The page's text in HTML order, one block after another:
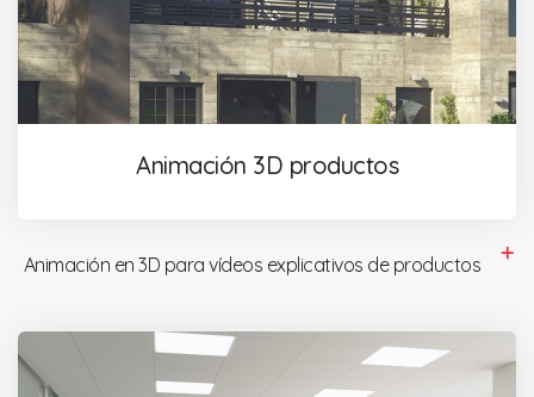
Animación 3D productos
Animación en 3D para vídeos explicativos de productos